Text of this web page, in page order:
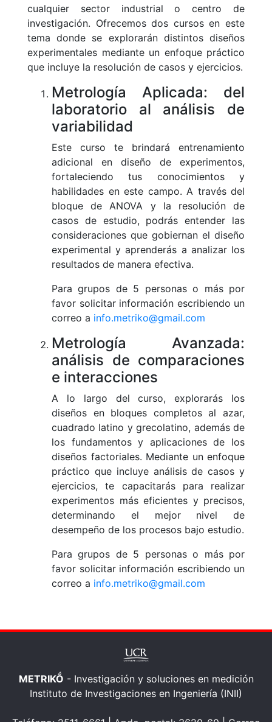
cualquier sector industrial o centro de
investigación. Ofrecemos dos cursos en este
tema donde se explorarán distintos diseños
experimentales mediante un enfoque práctico
que incluye la resolución de casos y ejercicios.
Metrología Aplicada: del
laboratorio al análisis de
variabilidad
Este curso te brindará entrenamiento
adicional en diseño de experimentos,
fortaleciendo tus conocimientos y
habilidades en este campo. A través del
bloque de ANOVA y la resolución de
casos de estudio, podrás entender las
consideraciones que gobiernan el diseño
experimental y aprenderás a analizar los
resultados de manera efectiva.
Para grupos de 5 personas o más por
favor solicitar información escribiendo un
correo a info.metriko@gmail.com
Metrología Avanzada:
análisis de comparaciones
e interacciones
A lo largo del curso, explorarás los
diseños en bloques completos al azar,
cuadrado latino y grecolatino, además de
los fundamentos y aplicaciones de los
diseños factoriales. Mediante un enfoque
práctico que incluye análisis de casos y
ejercicios, te capacitarás para realizar
experimentos más eficientes y precisos,
determinando el mejor nivel de
desempeño de los procesos bajo estudio.
Para grupos de 5 personas o más por
favor solicitar información escribiendo un
correo a info.metriko@gmail.com
METRIKṌ - Investigación y soluciones en medición
Instituto de Investigaciones en Ingeniería (INII)